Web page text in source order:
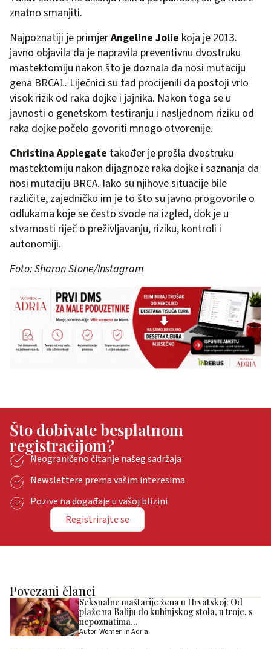
znatno smanjiti.
Najpoznatiji je primjerAngeline Jolie koja je 2013.
javno objavila da je napravila preventivnu dvostruku
mastektomiju nakon što je doznala da nosi mutaciju
gena BRCA1. Liječnici su tad procijenili da postoji vrlo
visok rizik od raka dojke i jajnika. Nakon toga se u
javnosti o genetskom testiranju i nasljednom riziku od
raka dojke počelo govoriti mnogo otvorenije.
Christina Applegate također je prošla dvostruku
mastektomiju nakon dijagnoze raka dojke i saznanja da
nosi mutaciju BRCA. Iako su njihove situacije bile
različite, zajedničko im je to što su javno progovorile o
odlukama koje se često svode na izgled, dok je u
stvarnosti riječ o preživljavanju, riziku, kontroli i
autonomiji.
Foto: Sharon Stone/Instagram
Što dobivate besplatnom
registracijom?
Neograničeno čitanje našeg sadržaja
Newslettere prema vašim interesima
Pozive na događaje u vašoj blizini
Registrirajte se
Povezani članci
Seksualne maštarije žena u Hrvatskoj: Od
plaže na Baliju do kuhinjskog stola, u troje, s
nepoznatima…
Autor: Women in Adria